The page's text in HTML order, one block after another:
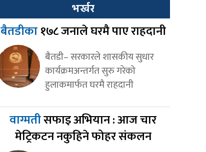
भर्खर
बैतडीका१७८ जनाले घरमै पाए राहदानी
बैतडी– सरकारले शासकीय सुधार
कार्यक्रमअन्तर्गत सुरु गरेको
हुलाकमार्फत घरमै राहदानी
वाग्मतीसफाइ अभियान : आज चार
मेट्रिकटन नकुहिने फोहर संकलन